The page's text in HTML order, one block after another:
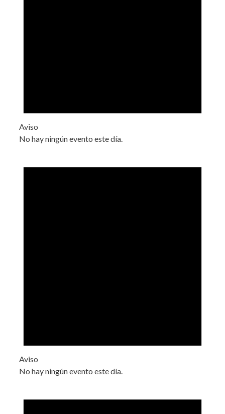
Aviso
No hay ningún evento este día.
Aviso
No hay ningún evento este día.